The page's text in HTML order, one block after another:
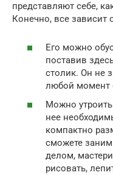
представляют себе,
Конечно, все зависит
Его можно
поставив
столик. Он не
любой момент
Можно
нее
компактно
сможете
делом,
рисовать,